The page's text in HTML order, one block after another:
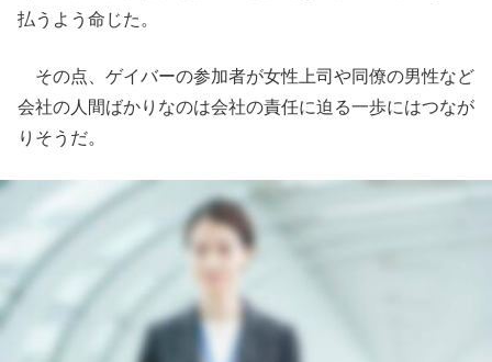
払うよう命じた。
その点、ゲイバーの参加者が女性上司や同僚の男性など
会社の人間ばかりなのは会社の責任に迫る一歩にはつなが
りそうだ。